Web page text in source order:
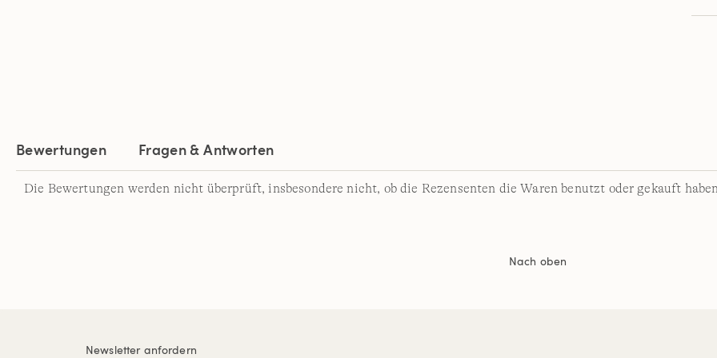
Bewertungen Fragen & Antworten
Die Bewertungen werden nicht überprüft, insbesondere nicht, ob die Rezensenten die Waren benutzt oder gekauft
Nach oben
Newsletter anfordern